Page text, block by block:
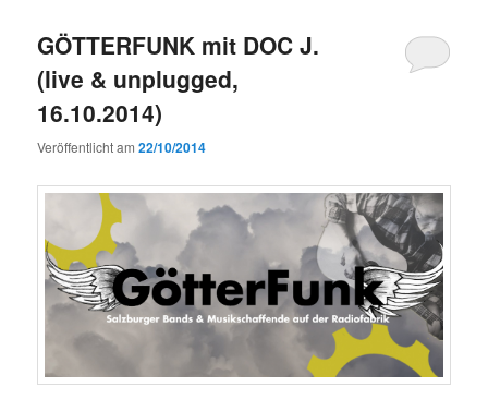
GÖTTERFUNK mit DOC J.
(live & unplugged,
16.10.2014)
Veröffentlicht am22/10/2014